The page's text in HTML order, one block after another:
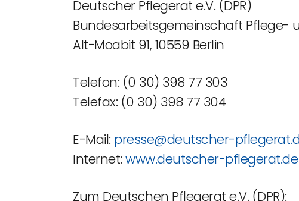
Deutscher Pflegerat e.V. (DPR)
Bundesarbeitsgemeinschaft Pflege-
Alt-Moabit 91, 10559 Berlin
Telefon: (0 30) 398 77 303
Telefax: (0 30) 398 77 304
E-Mail: presse@deutscher-
Internet: www.deutscher-pflegerat.de
Zum Deutschen Pflegerat e.V. (DPR):